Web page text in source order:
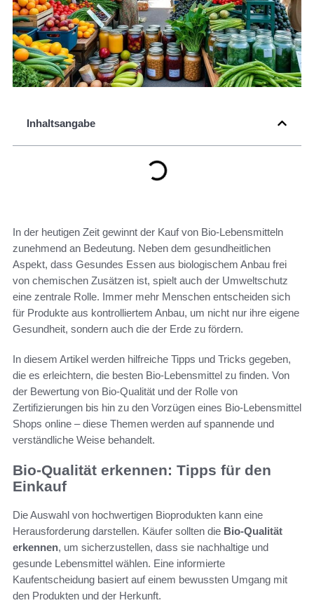
Inhaltsangabe
In der heutigen Zeit gewinnt der Kauf von Bio-Lebensmitteln
zunehmend an Bedeutung. Neben dem gesundheitlichen
Aspekt, dass Gesundes Essen aus biologischem Anbau frei
von chemischen Zusätzen ist, spielt auch der Umweltschutz
eine zentrale Rolle. Immer mehr Menschen entscheiden sich
für Produkte aus kontrolliertem Anbau, um nicht nur ihre eigene
Gesundheit, sondern auch die der Erde zu fördern.
In diesem Artikel werden hilfreiche Tipps und Tricks gegeben,
die es erleichtern, die besten Bio-Lebensmittel zu finden. Von
der Bewertung von Bio-Qualität und der Rolle von
Zertifizierungen bis hin zu den Vorzügen eines Bio-Lebensmittel
Shops online – diese Themen werden auf spannende und
verständliche Weise behandelt.
Bio-Qualität erkennen: Tipps für den
Einkauf
Die Auswahl von hochwertigen Bioprodukten kann eine
Herausforderung darstellen. Käufer sollten die Bio-Qualität
erkennen, um sicherzustellen, dass sie nachhaltige und
gesunde Lebensmittel wählen. Eine informierte
Kaufentscheidung basiert auf einem bewussten Umgang mit
den Produkten und der Herkunft.